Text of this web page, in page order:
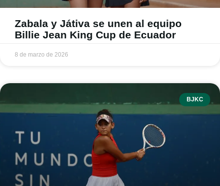
Zabala y Játiva se unen al equipo
Billie Jean King Cup de Ecuador
8 de marzo de 2026
BJKC